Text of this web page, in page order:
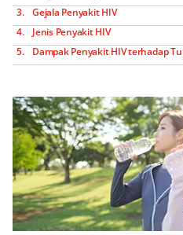
Gejala Penyakit HIV
Jenis Penyakit HIV
Dampak Penyakit HIV terhadap